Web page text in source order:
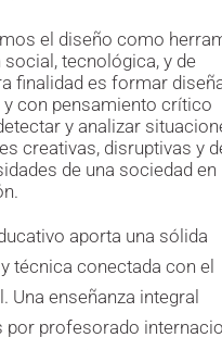
el diseño como
tecnológica, y de
finalidad es formar
con pensamiento crítico
y analizar
creativas, disruptivas y
de una sociedad en
aporta una sólida
técnica conectada con el
Una enseñanza integral
por profesorado